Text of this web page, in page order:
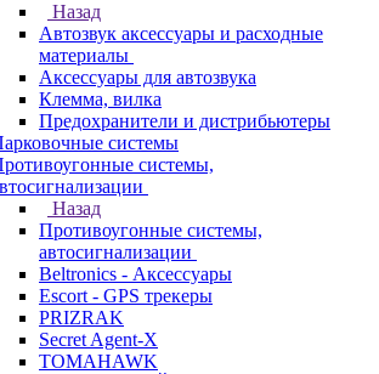
Назад
Автозвук аксессуары и расходные
материалы
Аксессуары для автозвука
Клемма, вилка
Предохранители и дистрибьютеры
системы
системы,
Назад
Противоугонные системы,
автосигнализации
Beltronics - Аксессуары
Escort - GPS трекеры
PRIZRAK
Secret Agent-X
TOMAHAWK